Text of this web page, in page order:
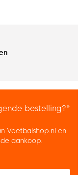
bestelling?*
Voetbalshop.nl en
aankoop.
policy to subscribe to